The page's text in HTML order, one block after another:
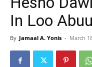
In Loo
By Jamaal A. Yonis - March